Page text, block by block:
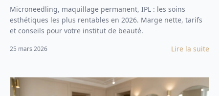
Microneedling, maquillage permanent, IPL : les soins
esthétiques les plus rentables en 2026. Marge nette, tarifs
et conseils pour votre institut de beauté.
25 mars 2026 Lire la suite